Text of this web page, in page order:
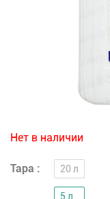
Нет в наличии
Тара : 20 л
5 л